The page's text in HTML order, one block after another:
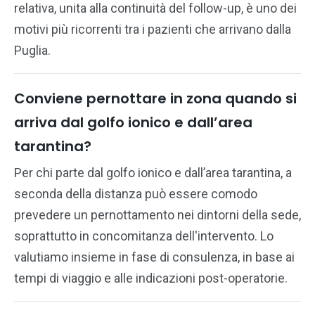
relativa, unita alla continuità del follow-up, è uno dei
motivi più ricorrenti tra i pazienti che arrivano dalla
Puglia.
Conviene pernottare in zona quando si
arriva dal golfo ionico e dall’area
tarantina?
Per chi parte dal golfo ionico e dall’area tarantina, a
seconda della distanza può essere comodo
prevedere un pernottamento nei dintorni della sede,
soprattutto in concomitanza dell'intervento. Lo
valutiamo insieme in fase di consulenza, in base ai
tempi di viaggio e alle indicazioni post-operatorie.